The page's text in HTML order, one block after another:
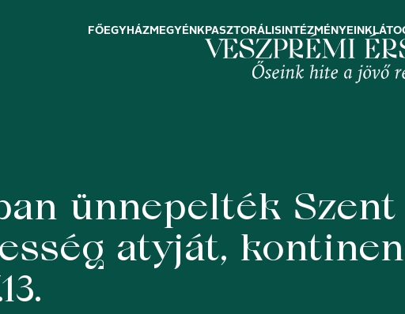
FŐEGYHÁZMEGYÉNK PASZTORÁLIS INTÉZMÉNYEINK
ünnepelték
atyját,